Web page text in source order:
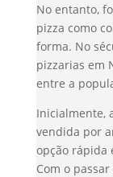
No entanto,
pizza como
forma. No
pizzarias em
entre a
Inicialmente,
vendida por
opção rápida
Com o